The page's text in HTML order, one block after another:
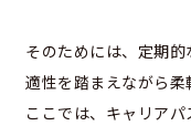
そのためには、定期
適性を踏まえながら柔
ここでは、キャリア